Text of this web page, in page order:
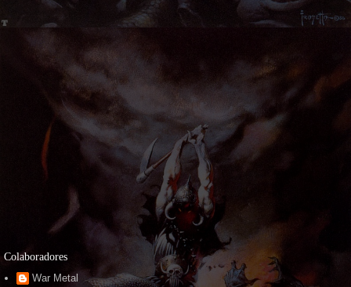
Colaboradores
War Metal